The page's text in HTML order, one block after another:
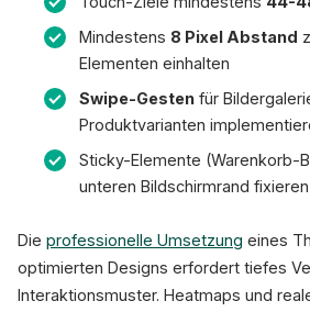
Mindestens 8 Pixel Abstand
Elementen einhalten
Swipe-Gesten für
Produktvarianten
Sticky-Elemente (Warenkorb-
unteren Bildschirmrand fixieren
Die professionelle Umsetzung eines
optimierten Designs erfordert tiefes
Interaktionsmuster. Heatmaps und